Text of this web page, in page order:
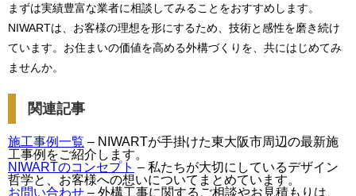
まずは実績豊富な業者に相談してみることをおすすめします。
NIWARTは、お客様の理想を形にするため、技術と感性を磨き続け
ています。お住まいの価値を高める外構づくりを、共にはじめてみ
ませんか。
関連記事
施工事例一覧 – NIWARTが手掛けた東大阪市周辺の最新施
工事例をご紹介します。
NIWARTのコンセプト – 私たちが大切にしているデザイン
哲学と、お客様への想いについてまとめています。
お問い合わせ – 外構工事に関するご相談やお見積もりは、